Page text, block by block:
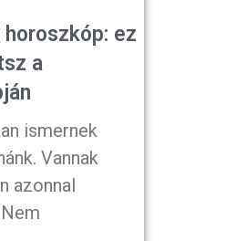
horoszkóp: ez
a
ismernek
Vannak
azonnal